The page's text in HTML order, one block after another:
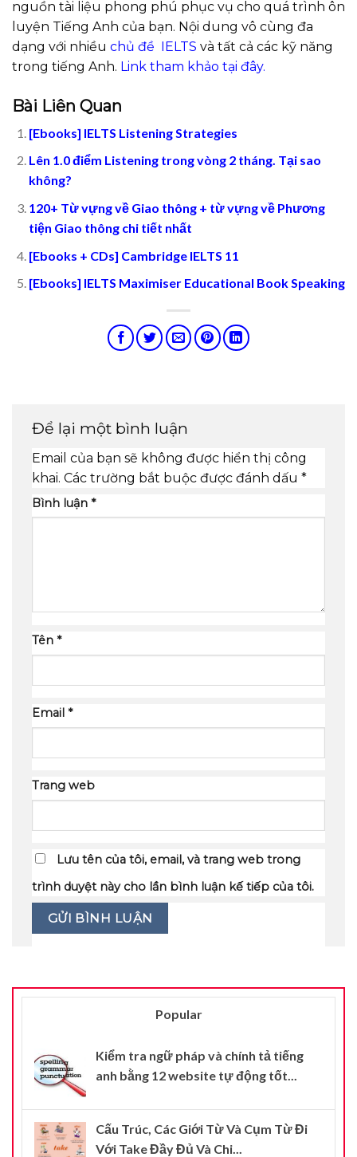
nguồn tài liệu phong phú phục vụ cho quá trình ôn
luyện Tiếng Anh của bạn. Nội dung vô cùng đa
dạng với nhiều chủ đề IELTS và tất cả các kỹ năng
trong tiếng Anh. Link tham khảo tại đây.
Bài Liên Quan
[Ebooks] IELTS Listening Strategies
Lên 1.0 điểm Listening trong vòng 2 tháng. Tại sao
không?
120+ Từ vựng về Giao thông + từ vựng về Phương
tiện Giao thông chi tiết nhất
[Ebooks + CDs] Cambridge IELTS 11
[Ebooks] IELTS Maximiser Educational Book Speaking
Để lại một bình luận
Email của bạn sẽ không được hiển thị công
khai. Các trường bắt buộc được đánh dấu *
Bình luận *
Tên *
Email *
Trang web
Lưu tên của tôi, email, và trang web trong
trình duyệt này cho lần bình luận kế tiếp của tôi.
Popular
Kiểm tra ngữ pháp và chính tả tiếng
anh bằng 12 website tự động tốt...
Cấu Trúc, Các Giới Từ Và Cụm Từ Đi
Với Take Đầy Đủ Và Chi...